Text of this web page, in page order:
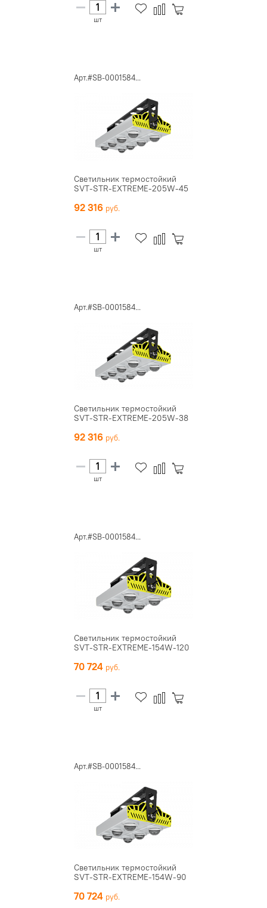
шт
Арт.#SB-0001584...
Светильник термостойкий
SVT-STR-EXTREME-205W-45
92 316
шт
Арт.#SB-0001584...
Светильник термостойкий
SVT-STR-EXTREME-205W-38
92 316
шт
Арт.#SB-0001584...
Светильник термостойкий
SVT-STR-EXTREME-154W-120
70 724
шт
Арт.#SB-0001584...
Светильник термостойкий
SVT-STR-EXTREME-154W-90
70 724